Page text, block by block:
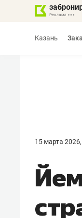
Казань
15 марта